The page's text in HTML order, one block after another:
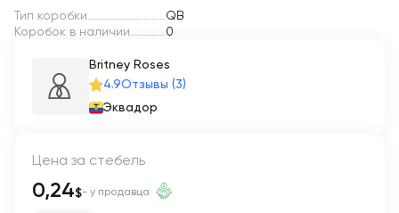
Тип коробки
QB
Коробок в наличии
0
Britney Roses
4.9Отзывы (3)
Эквадор
Цена за стебель
0,24$- у продавца